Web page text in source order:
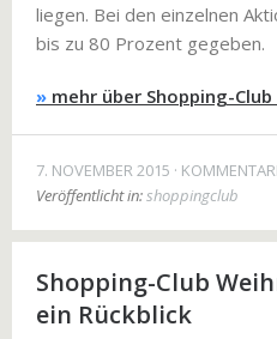
liegen. Bei den einzelnen
bis zu 80 Prozent gegeben.
» mehr über Shopping-Club
7. NOVEMBER 2015
Veröffentlicht in:shoppingclub
Shopping-Club
ein Rückblick